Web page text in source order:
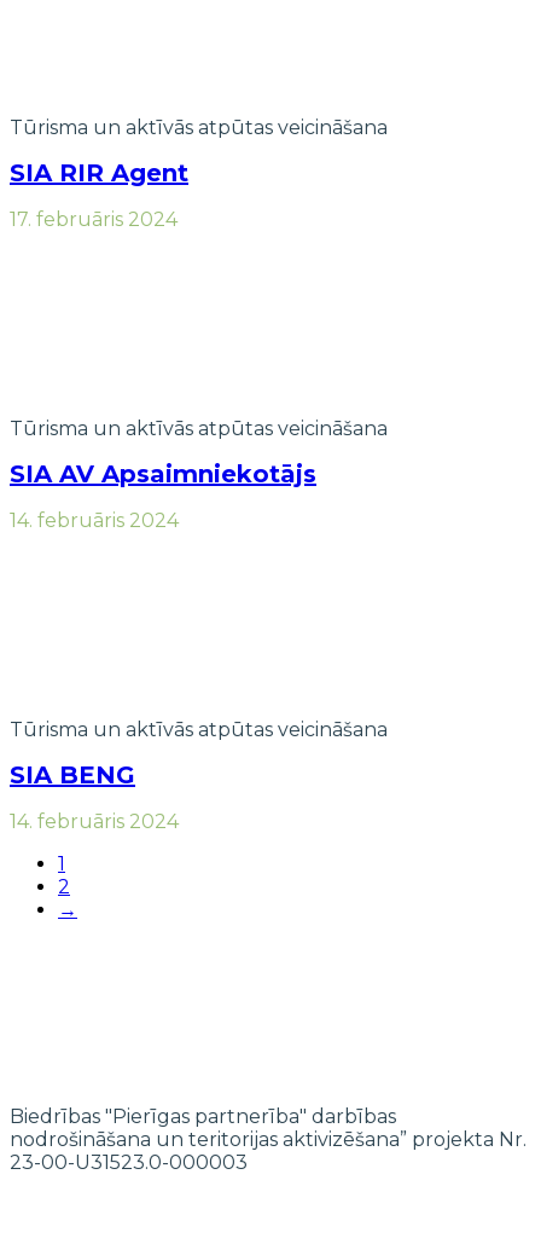
Tūrisma un aktīvās atpūtas veicināšana
SIA RIR Agent
17. februāris 2024
Tūrisma un aktīvās atpūtas veicināšana
SIA AV Apsaimniekotājs
14. februāris 2024
Tūrisma un aktīvās atpūtas veicināšana
SIA BENG
14. februāris 2024
1
2
→
Biedrības "Pierīgas partnerība" darbības
nodrošināšana un teritorijas aktivizēšana” projekta Nr.
23-00-U31523.0-000003